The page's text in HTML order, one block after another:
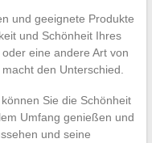
und geeignete Produkte
und Schönheit Ihres
eine andere Art von
den Unterschied.
Sie die Schönheit
Umfang genießen und
und seine